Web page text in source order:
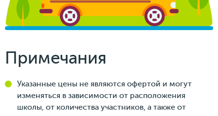
Примечания
Указанные цены не являются офертой и могут
изменяться в зависимости от расположения
школы, от количества участников, а также от